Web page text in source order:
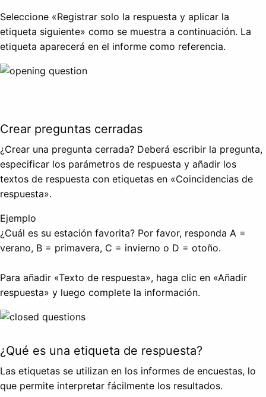
Seleccione «Registrar solo la respuesta y aplicar la
etiqueta siguiente» como se muestra a continuación. La
etiqueta aparecerá en el informe como referencia.
Crear preguntas cerradas
¿Crear una pregunta cerrada? Deberá escribir la pregunta,
especificar los parámetros de respuesta y añadir los
textos de respuesta con etiquetas en «Coincidencias de
respuesta».
Ejemplo
¿Cuál es su estación favorita? Por favor, responda A =
verano, B = primavera, C = invierno o D = otoño.
Para añadir «Texto de respuesta», haga clic en «Añadir
respuesta» y luego complete la información.
¿Qué es una etiqueta de respuesta?
Las etiquetas se utilizan en los informes de encuestas, lo
que permite interpretar fácilmente los resultados.